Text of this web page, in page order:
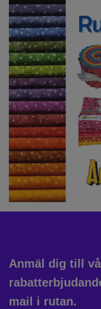
Anmäl dig till
mail i rutan.